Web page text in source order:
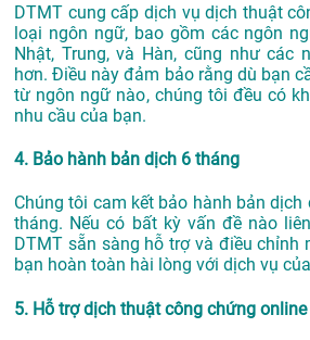
DTMT cung cấp dịch vụ dịch thuật
loại ngôn ngữ, bao gồm các ngôn
Nhật, Trung, và Hàn, cũng như các
hơn. Điều này đảm bảo rằng dù bạn
từ ngôn ngữ nào, chúng tôi đều có
nhu cầu của bạn.
4. Bảo hành bản dịch 6 tháng
Chúng tôi cam kết bảo hành bản
tháng. Nếu có bất kỳ vấn đề nào
DTMT sẵn sàng hỗ trợ và điều chỉnh
bạn hoàn toàn hài lòng với dịch vụ
5. Hỗ trợ dịch thuật công chứng online